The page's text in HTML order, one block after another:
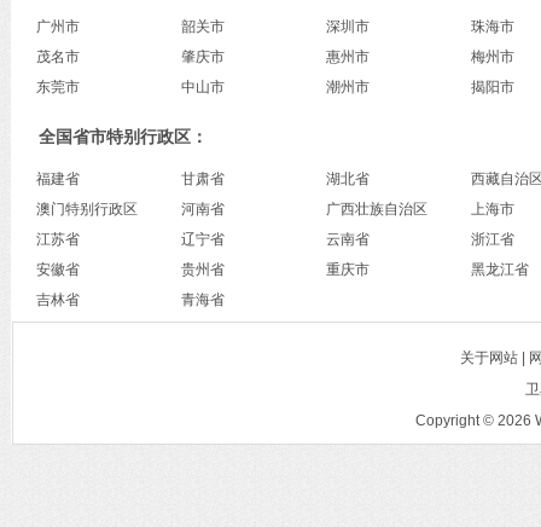
广州市 韶关市 深圳市
珠海市
茂名市
肇庆市 惠州市
梅州市
东莞市
中山市 潮州市 揭阳市
全国省市特别行政区：
福建省 甘肃省 湖北省
西藏自治
澳门特别行政区
河南省 广西壮族自治区
上海市
江苏省
辽宁省 云南省
浙江省
安徽省
贵州省 重庆市
黑龙江省
吉林省
青海省
关于网站 |
Copyright © 2026